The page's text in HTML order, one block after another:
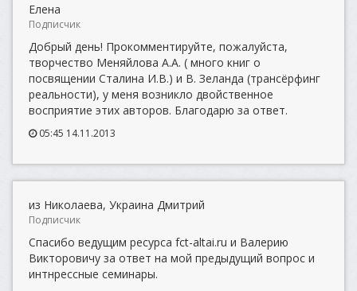
Елена
Подписчик
Добрый день! Прокомментируйте, пожалуйста,
творчество Меняйлова А.А. ( много книг о
посвящении Сталина И.В.) и В. Зеланда (трансёрфинг
реальности), у меня возникло двойственное
восприятие этих авторов. Благодарю за ответ.
05:45 14.11.2013
из Николаева, Украина Дмитрий
Подписчик
Спасибо ведущим ресурса fct-altai.ru и Валерию
Викторовичу за ответ на мой предыдущий вопрос и
интнрессные семинары.